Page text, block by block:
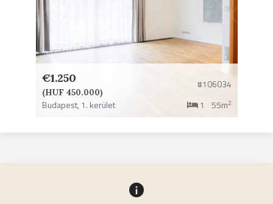
€1.250
(HUF 450.000)
#106034
Budapest, 1. kerület 1 55m2